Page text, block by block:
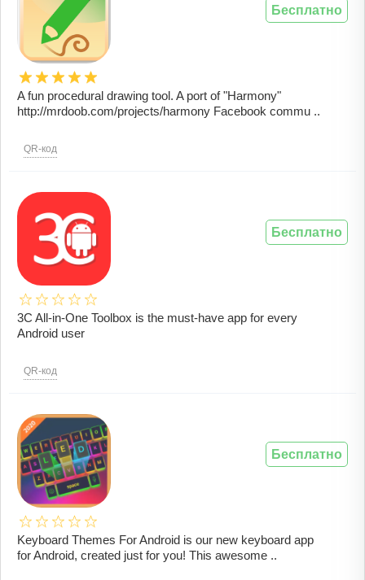
A fun procedural drawing tool. A port of "Harmony"
http://mrdoob.com/projects/harmony Facebook commu ..
QR-код
Бесплатно
3C All-in-One Toolbox is the must-have app for every
Android user
QR-код
Бесплатно
Keyboard Themes For Android is our new keyboard app
for Android, created just for you! This awesome ..
Бесплатно